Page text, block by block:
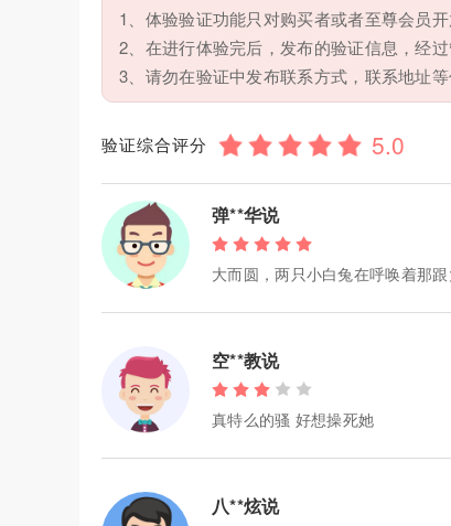
1、体验验证功能只对购买者或者至尊会员开
2、在进行体验完后，发布的验证信息，经
3、请勿在验证中发布联系方式，联系地址等
验证综合评分
弹**华说
大而圆，两只小白兔在呼唤着那跟
空**教说
真特么的骚 好想操死她
八**炫说